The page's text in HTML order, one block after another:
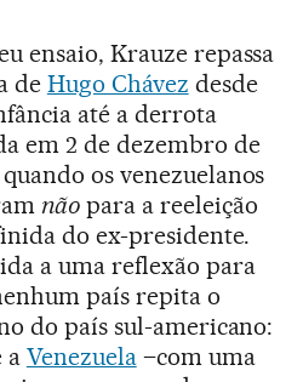
ensaio, Krauze repassa
de Hugo Chávez desde
até a derrota
em 2 de dezembro de
quando os venezuelanos
nãopara a reeleição
do ex-presidente.
a uma reflexão para
país repita o
do país sul-americano:
a Venezuela–com uma